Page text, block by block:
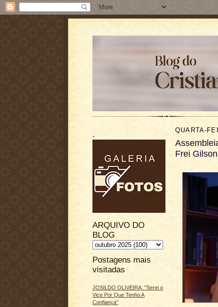
.
ARQUIVO DO
BLOG
Postagens mais
visitadas
JOSILDO OLIVEIRA: "Serei o
Vice Por Que Tenho A
Confiança"
QUARTA-
Frei Gilson